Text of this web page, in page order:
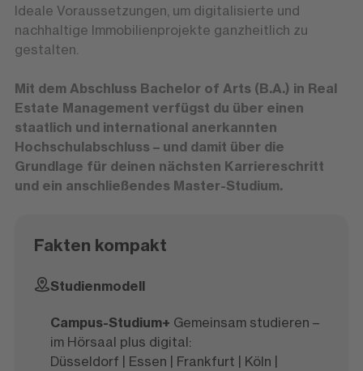
Ideale Voraussetzungen, um digitalisierte und
nachhaltige Immobilienprojekte ganzheitlich zu
gestalten.
Mit dem Abschluss Bachelor of Arts (B.A.) in Real
Estate Management verfügst du über einen
staatlich und international anerkannten
Hochschulabschluss – und damit über die
Grundlage für deinen nächsten Karriereschritt
und ein anschließendes Master-Studium.
Fakten kompakt
Studienmodell
Campus-Studium+ Gemeinsam studieren –
im Hörsaal plus digital:
Düsseldorf | Essen | Frankfurt | Köln |